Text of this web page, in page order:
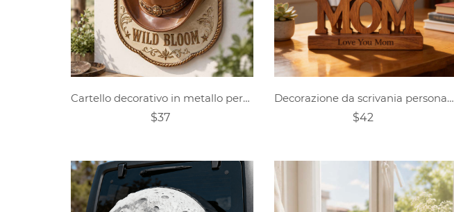
Cartello decorativo in metallo personalizzato a forma di cappello da cowboy per giardino e patio.
$37
Decorazione da scrivania personalizzata in legno intagliato con foto di famiglia.
$42